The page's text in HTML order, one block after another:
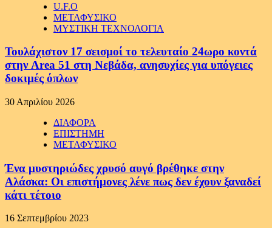
U.F.O
ΜΕΤΑΦΥΣΙΚΟ
ΜΥΣΤΙΚΗ ΤΕΧΝΟΛΟΓΙΑ
Τουλάχιστον 17 σεισμοί το τελευταίο 24ωρο κοντά
στην Area 51 στη Νεβάδα, ανησυχίες για υπόγειες
δοκιμές όπλων
30 Απριλίου 2026
ΔΙΑΦΟΡΑ
ΕΠΙΣΤΗΜΗ
ΜΕΤΑΦΥΣΙΚΟ
Ένα μυστηριώδες χρυσό αυγό βρέθηκε στην
Αλάσκα: Οι επιστήμονες λένε πως δεν έχουν ξαναδεί
κάτι τέτοιο
16 Σεπτεμβρίου 2023